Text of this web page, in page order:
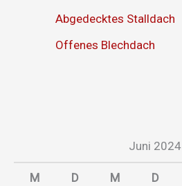
Abgedecktes Stalldach
Offenes Blechdach
Juni 2024
M D M D